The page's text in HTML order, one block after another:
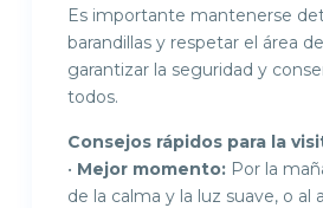
Es importante mantenerse
barandillas y respetar el área
garantizar la seguridad y
todos.
Consejos rápidos para la
• Mejor momento: Por la
de la calma y la luz suave, o al